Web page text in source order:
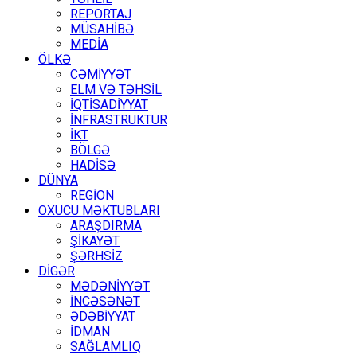
REPORTAJ
MÜSAHİBƏ
MEDİA
ÖLKƏ
CƏMİYYƏT
ELM VƏ TƏHSİL
İQTİSADİYYAT
İNFRASTRUKTUR
İKT
BÖLGƏ
HADİSƏ
DÜNYA
REGİON
OXUCU MƏKTUBLARI
ARAŞDIRMA
ŞİKAYƏT
ŞƏRHSİZ
DİGƏR
MƏDƏNİYYƏT
İNCƏSƏNƏT
ƏDƏBİYYAT
İDMAN
SAĞLAMLIQ